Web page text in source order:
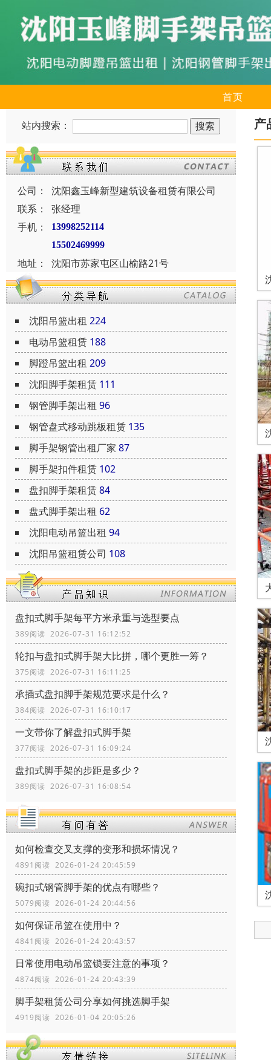
首页
站内搜索：
公司：
沈阳鑫玉峰新型建筑设备租赁有限公司
联系：
张经理
手机：
13998252114
15502469999
地址： 沈阳市苏家屯区山榆路21号
沈阳吊篮出租 224
电动吊篮租赁 188
脚蹬吊篮出租 209
沈阳脚手架租赁 111
钢管脚手架出租 96
钢管盘式移动跳板租赁 135
脚手架钢管出租厂家 87
脚手架扣件租赁 102
盘扣脚手架租赁84
盘式脚手架出租 62
沈阳电动吊篮出租 94
沈阳吊篮租赁公司 108
盘扣式脚手架每平方米承重与选型要点
389阅读 2026-07-31 16:12:52
轮扣与盘扣式脚手架大比拼，哪个更胜一筹？
375阅读 2026-07-31 16:11:25
承插式盘扣脚手架规范要求是什么？
384阅读 2026-07-31 16:10:17
一文带你了解盘扣式脚手架
377阅读 2026-07-31 16:09:24
盘扣式脚手架的步距是多少？
389阅读 2026-07-31 16:08:54
如何检查交叉支撑的变形和损坏情况？
4891阅读 2026-01-24 20:45:59
碗扣式钢管脚手架的优点有哪些？
5079阅读 2026-01-24 20:44:56
如何保证吊篮在使用中？
4841阅读 2026-01-24 20:43:57
日常使用电动吊篮锁要注意的事项？
4874阅读 2026-01-24 20:43:39
脚手架租赁公司分享如何挑选脚手架
4919阅读 2026-01-04 20:05:26
产